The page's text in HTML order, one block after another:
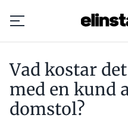
Prenumerera
Hantera
Vad kostar
med en kund
domstol?